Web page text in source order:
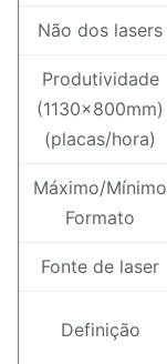
Não dos lasers
Produtividade
(1130x800mm)
(placas/hora)
Máximo/Mínimo
Formato
Fonte de laser
Definição